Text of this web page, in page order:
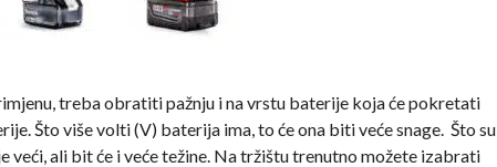
treba obratiti pažnju i na vrstu baterije koja će pokretati
Što više volti (V) baterija ima, to će ona biti veće snage. Što su
ali bit će i veće težine. Na tržištu trenutno možete izabrati